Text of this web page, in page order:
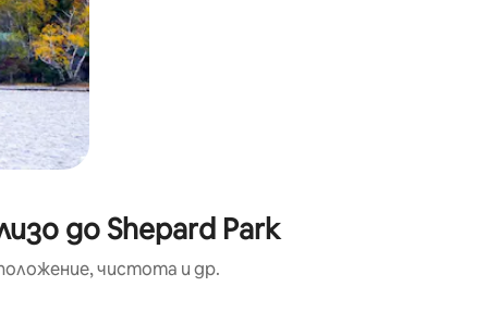
до Shepard Park
чистота и др.